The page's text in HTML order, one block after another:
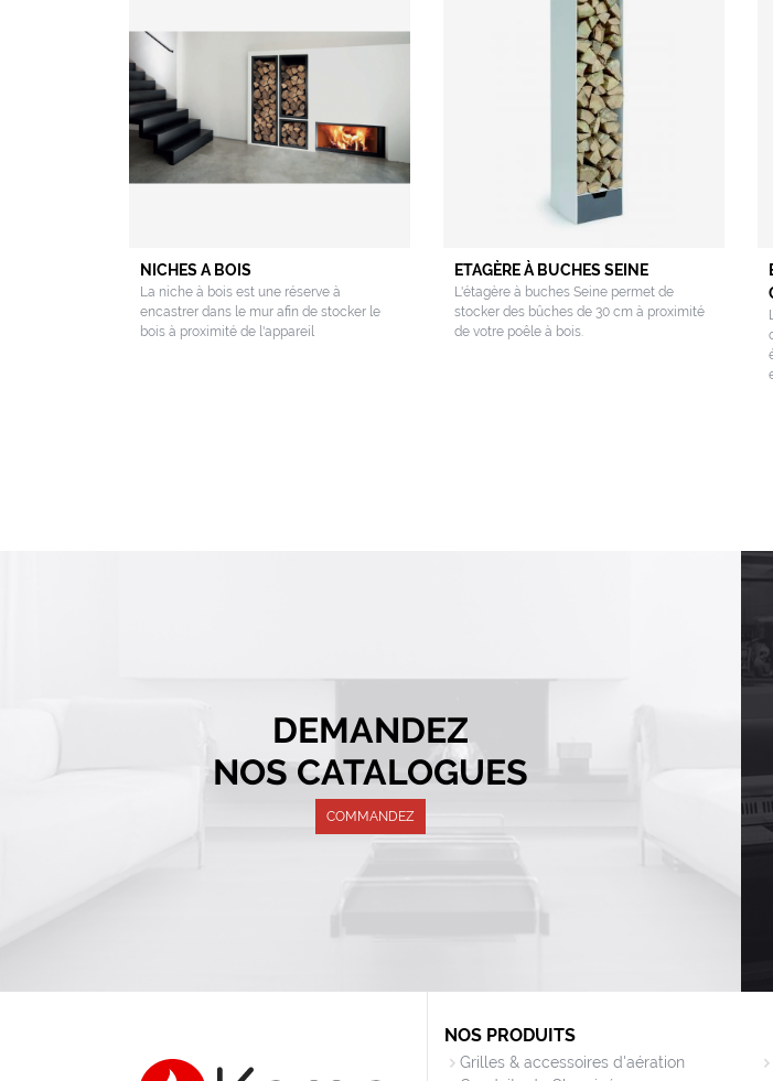
NICHES A BOIS
La niche à bois est une réserve à
encastrer dans le mur afin de stocker le
bois à proximité de l'appareil
ETAGÈRE À BUCHES SEINE
L'étagère à buches Seine permet de
stocker des bûches de 30 cm à proximité
de votre poêle à bois.
DEMANDEZ
NOS CATALOGUES
COMMANDEZ
NOS PRODUITS
Grilles & accessoires d'aération